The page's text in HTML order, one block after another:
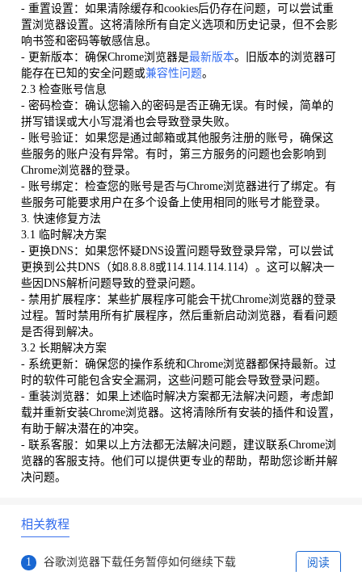
- 重置设置：如果清除缓存和cookies后仍存在问题，可以尝试重
置浏览器设置。这将清除所有自定义选项和历史记录，但不会影
响书签和密码等敏感信息。
- 更新版本：确保Chrome浏览器是最新版本。旧版本的浏览器可
能存在已知的安全问题或兼容性问题。
2.3 检查账号信息
- 密码检查：确认您输入的密码是否正确无误。有时候，简单的
拼写错误或大小写混淆也会导致登录失败。
- 账号验证：如果您是通过邮箱或其他服务注册的账号，确保这
些服务的账户没有异常。有时，第三方服务的问题也会影响到
Chrome浏览器的登录。
- 账号绑定：检查您的账号是否与Chrome浏览器进行了绑定。有
些服务可能要求用户在多个设备上使用相同的账号才能登录。
3. 快速修复方法
3.1 临时解决方案
- 更换DNS：如果您怀疑DNS设置问题导致登录异常，可以尝试
更换到公共DNS（如8.8.8.8或114.114.114.114）。这可以解决一
些因DNS解析问题导致的登录问题。
- 禁用扩展程序：某些扩展程序可能会干扰Chrome浏览器的登录
过程。暂时禁用所有扩展程序，然后重新启动浏览器，看看问题
是否得到解决。
3.2 长期解决方案
- 系统更新：确保您的操作系统和Chrome浏览器都保持最新。过
时的软件可能包含安全漏洞，这些问题可能会导致登录问题。
- 重装浏览器：如果上述临时解决方案都无法解决问题，考虑卸
载并重新安装Chrome浏览器。这将清除所有安装的插件和设置，
有助于解决潜在的冲突。
- 联系客服：如果以上方法都无法解决问题，建议联系Chrome浏
览器的客服支持。他们可以提供更专业的帮助，帮助您诊断并解
决问题。
相关教程
1 谷歌浏览器下载任务暂停如何继续下载 阅读